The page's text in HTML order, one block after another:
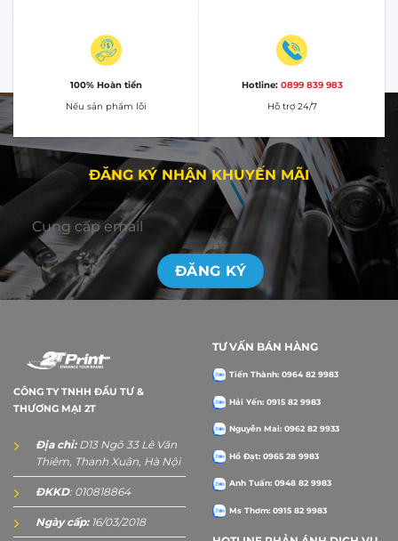
100% Hoàn tiền
Nếu sản phẩm lỗi
Hotline: 0899 839 983
Hỗ trợ 24/7
ĐĂNG KÝ NHẬN KHUYẾN MÃI
CÔNG TY TNHH ĐẦU TƯ &
THƯƠNG MẠI 2T
Địa chỉ:D13 Ngõ 33 Lê Văn
Thiêm, Thanh Xuân, Hà Nội
ĐKKD: 010818864
Ngày cấp:16/03/2018
TƯ VẤN BÁN HÀNG
Tiến Thành: 0964 82 9983
Hải Yến: 0915 82 9983
Nguyễn Mai: 0962 82 9933
Hồ Đạt: 0965 28 9983
Anh Tuấn: 0948 82 9983
Ms Thơm: 0915 82 9983